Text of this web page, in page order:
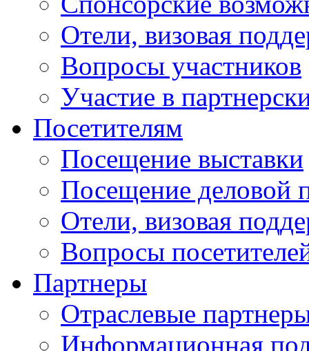
Отели, визовая
Вопросы участников
Участие в
Посетителям
Посещение выставки
Посещение деловой
Отели, визовая
Вопросы
Партнеры
Отраслевые
Информационная